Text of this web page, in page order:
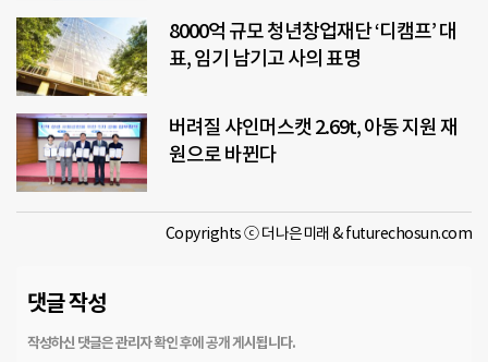
8000억 규모 청년창업재단 ‘디캠프’ 대
표, 임기 남기고 사의 표명
버려질 샤인머스캣 2.69t, 아동 지원 재
원으로 바뀐다
Copyrights ⓒ 더나은미래 & futurechosun.com
댓글 작성